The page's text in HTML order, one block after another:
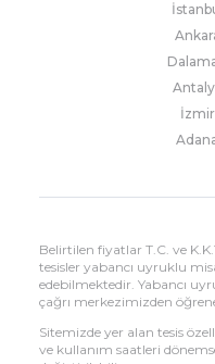
Belirtilen fiyatlar T.C. ve
tesisler yabancı uyruklu
edebilmektedir. Yabancı
çağrı merkezimizden
Sitemizde yer alan tesis
ve kullanım saatleri